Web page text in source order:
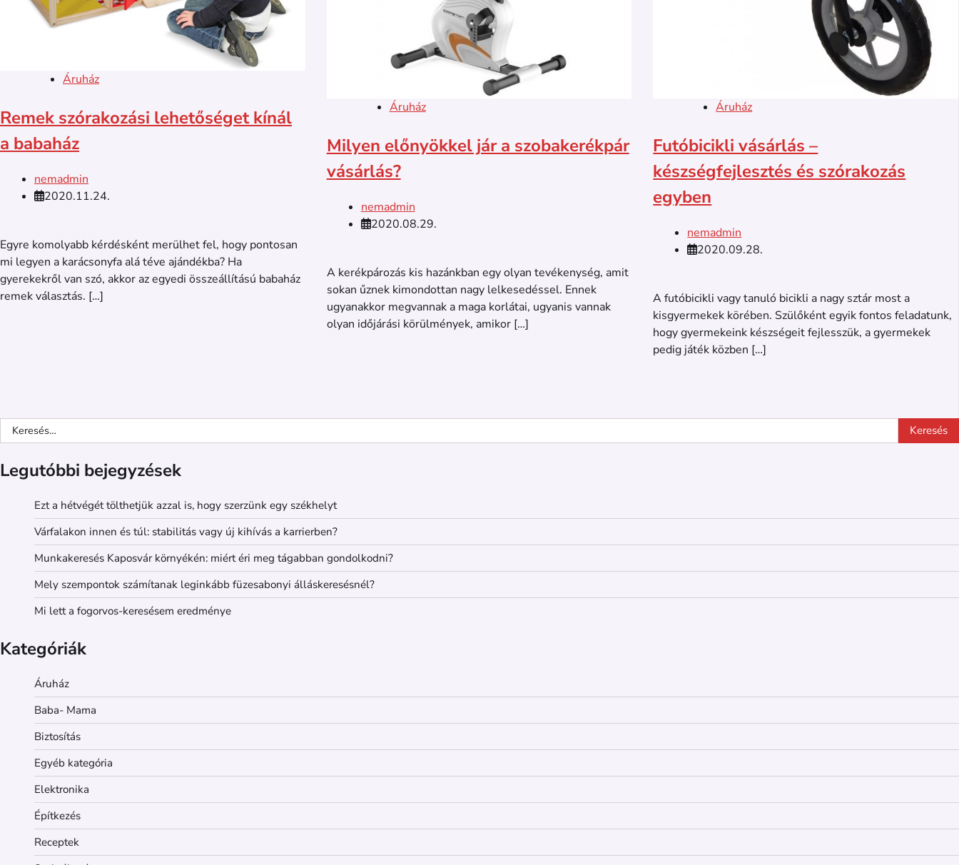
Áruház
Remek szórakozási lehetőséget kínál
a babaház
nemadmin
2020.11.24.
Egyre komolyabb kérdésként merülhet fel, hogy pontosan
mi legyen a karácsonyfa alá téve ajándékba? Ha
gyerekekről van szó, akkor az egyedi összeállítású babaház
remek választás. […]
Áruház
Milyen előnyökkel jár a szobakerékpár
vásárlás?
nemadmin
2020.08.29.
A kerékpározás kis hazánkban egy olyan tevékenység, amit
sokan űznek kimondottan nagy lelkesedéssel. Ennek
ugyanakkor megvannak a maga korlátai, ugyanis vannak
olyan időjárási körülmények, amikor […]
Áruház
Futóbicikli vásárlás –
készségfejlesztés és szórakozás
egyben
nemadmin
2020.09.28.
A futóbicikli vagy tanuló bicikli a nagy sztár most a
kisgyermekek körében. Szülőként egyik fontos feladatunk,
hogy gyermekeink készségeit fejlesszük, a gyermekek
pedig játék közben […]
Keresés:
Legutóbbi bejegyzések
Ezt a hétvégét tölthetjük azzal is, hogy szerzünk egy székhelyt
Várfalakon innen és túl: stabilitás vagy új kihívás a karrierben?
Munkakeresés Kaposvár környékén: miért éri meg tágabban gondolkodni?
Mely szempontok számítanak leginkább füzesabonyi álláskeresésnél?
Mi lett a fogorvos-keresésem eredménye
Kategóriák
Áruház
Baba- Mama
Biztosítás
Egyéb kategória
Elektronika
Építkezés
Receptek